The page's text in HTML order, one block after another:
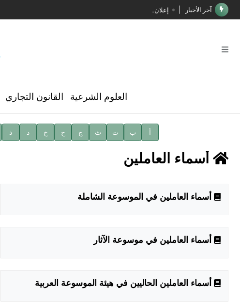
آخر الأخبار إعلان..
فوز الأستاذ الدكتور محمود السيد بجائزة مجمع الملك سليمان
الأستاذ إياد خالد الطباع مدير عام لهيئة الموسوعة العربية
العلوم الشرعية القانون التجاري
أ ب ت ث ج ح خ د ذ
أسماء العاملين
أسماء العاملين في الموسوعة الشاملة
أسماء العاملين في موسوعة الآثار
أسماء العاملين الحاليين في هيئة الموسوعة العربية